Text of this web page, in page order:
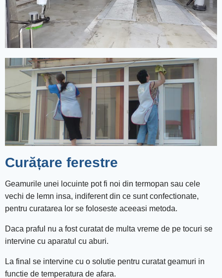
Curățare ferestre
Geamurile unei locuinte pot fi noi din termopan sau cele
vechi de lemn insa, indiferent din ce sunt confectionate,
pentru curatarea lor se foloseste aceeasi metoda.
Daca praful nu a fost curatat de multa vreme de pe tocuri se
intervine cu aparatul cu aburi.
La final se intervine cu o solutie pentru curatat geamuri in
functie de temperatura de afara.